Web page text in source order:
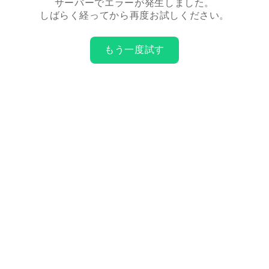
サーバーでエラーが発生しました。
しばらく経ってから再度お試しください。
もう一度試す